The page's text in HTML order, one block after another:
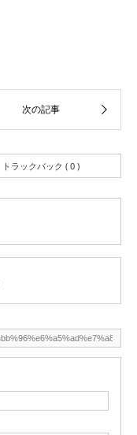
トラックバック ( 0 )